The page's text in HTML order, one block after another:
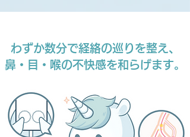
わずか数分で経絡の巡りを整え、
鼻・目・喉の不快感を和らげます。